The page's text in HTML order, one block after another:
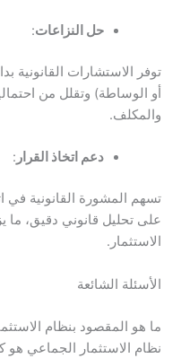
حل النزاعات:
توفر الاستشارات القانونية
أو الوساطة) وتقلل من
والمكلف.
دعم اتخاذ القرار :
تسهم المشورة القانونية في
على تحليل قانوني دقيق، ما
الاستثمار.
الأسئلة الشائعة
ما هو المقصود بنظام
نظام الاستثمار الجماعي